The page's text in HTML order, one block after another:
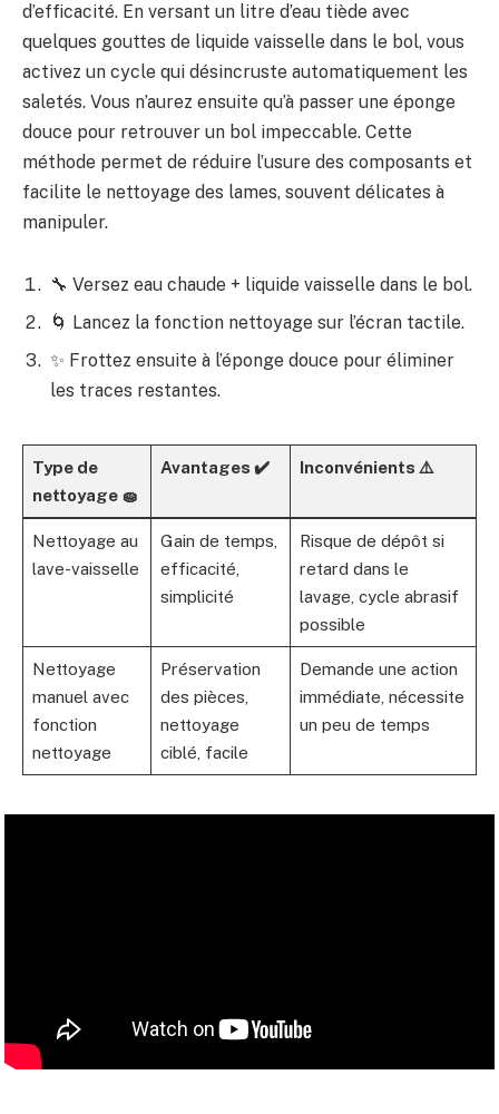
d’efficacité. En versant un litre d’eau tiède avec
quelques gouttes de liquide vaisselle dans le bol, vous
activez un cycle qui désincruste automatiquement les
saletés. Vous n’aurez ensuite qu’à passer une éponge
douce pour retrouver un bol impeccable. Cette
méthode permet de réduire l’usure des composants et
facilite le nettoyage des lames, souvent délicates à
manipuler.
🔧 Versez eau chaude + liquide vaisselle dans le bol.
🌀 Lancez la fonction nettoyage sur l’écran tactile.
✨ Frottez ensuite à l’éponge douce pour éliminer
les traces restantes.
Type de
nettoyage 🧽
Avantages ✔️ Inconvénients ⚠️
Nettoyage au
lave-vaisselle
Gain de temps,
efficacité,
simplicité
Risque de dépôt si
retard dans le
lavage, cycle abrasif
possible
Nettoyage
manuel avec
fonction
nettoyage
Préservation
des pièces,
nettoyage
ciblé, facile
Demande une action
immédiate, nécessite
un peu de temps